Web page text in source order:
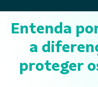
Entenda
a
proteger